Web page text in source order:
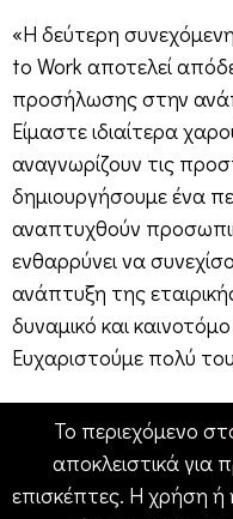
«Η δεύτερη
to Work αποτελεί
προσήλωσης στην
Είμαστε ιδιαίτερα
αναγνωρίζουν τις
δημιουργήσουμε ένα
αναπτυχθούν
ενθαρρύνει να
ανάπτυξη της
δυναμικό και
Ευχαριστούμε πολύ
Το περιεχόμενο
αποκλειστικά
επισκέπτες. Η χρήση ή